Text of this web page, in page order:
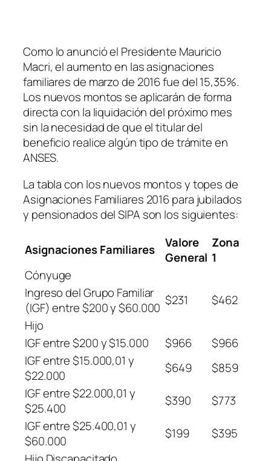
Como lo anunció el Presidente Mauricio
Macri, el aumento en las asignaciones
familiares de marzo de 2016 fue del 15,35%.
Los nuevos montos se aplicarán de forma
directa con la liquidación del próximo mes
sin la necesidad de que el titular del
beneficio realice algún tipo de trámite en
ANSES.
La tabla con los nuevos montos y topes de
Asignaciones Familiares 2016 para jubilados
y pensionados del SIPA son los siguientes:
Asignaciones Familiares
Valore
General
Zona
1
Cónyuge
Ingreso del Grupo Familiar
(IGF)entre $200 y $60.000 $231
$462
Hijo
IGF entre $200 y $15.000
$966
$966
IGF entre $15.000,01 y
$22.000
$649
$859
IGF entre $22.000,01 y
$25.400
$390
$773
IGF entre $25.400,01 y
$60.000
$199
$395